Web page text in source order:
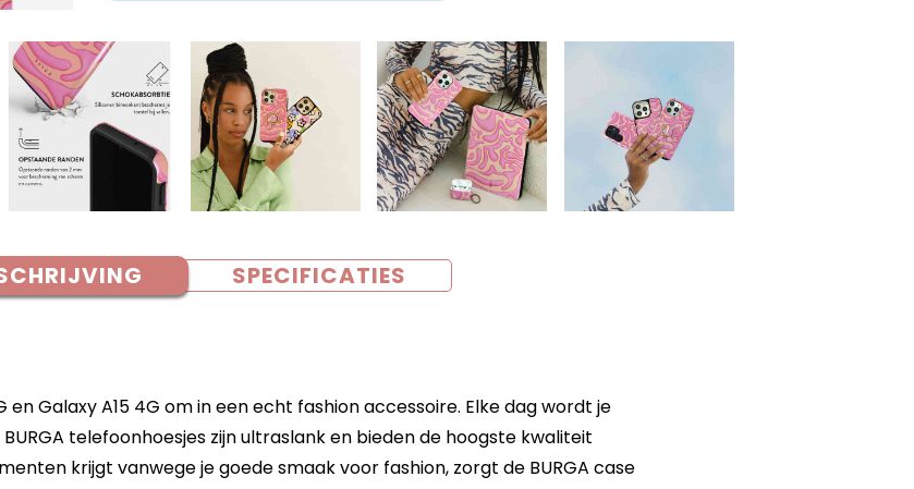
SPECIFICATIES
en Galaxy A15 4G om in een echt fashion accessoire. Elke dag wordt je
telefoonhoesjes zijn ultraslank en bieden de hoogste kwaliteit
krijgt vanwege je goede smaak voor fashion, zorgt de BURGA case